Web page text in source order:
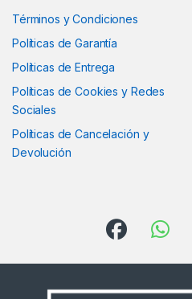
Términos y Condiciones
Políticas de Garantía
Políticas de Entrega
Políticas de Cookies y Redes
Sociales
Políticas de Cancelación y
Devolución